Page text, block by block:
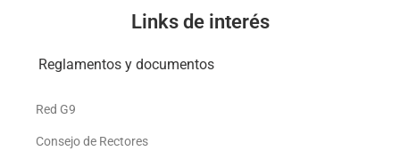
Links de interés
Reglamentos y documentos
Red G9
Consejo de Rectores